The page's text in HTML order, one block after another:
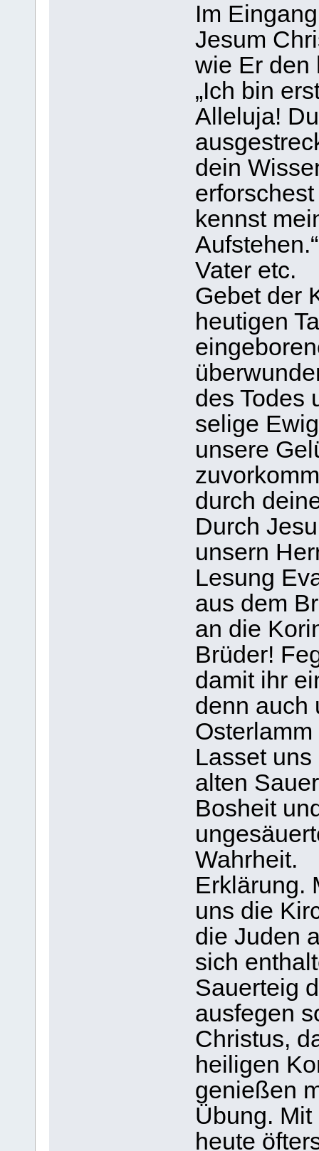
Im
Jesum
wie Er den
„Ich bin
Alleluja!
dein
kennst
Vater etc.
Gebet der
heutigen
des Todes
selige
unsere
durch
Durch
unsern
Lesung
aus dem
an die
Brüder!
damit ihr
denn auch
Lasset
alten
Bosheit
Wahrheit.
Erklärung.
uns die
die Juden
sich
Sauerteig
ausfegen
Christus,
heiligen
genießen
Übung.
heute